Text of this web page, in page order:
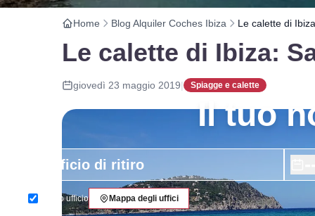
Il tuo
Stesso ufficio Mappa degli uffici
Home Blog Alquiler Coches Ibiza Le calette di
Le calette di Ibiza:
giovedì 23 maggio 2019| Spiagge e calette